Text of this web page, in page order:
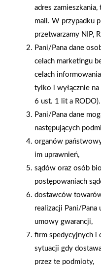
firmowa eSkarbonka na
rzecz gastroenterologii
dziecięcej
Mrówka w Wyrzysku
adres
mail. W przypadku
przetwarzamy NIP,
Pani/Pana dane
celach marketingu
celach
tylko i wyłącznie
6 ust. 1 lit a RODO).
Pani/Pana dane
następujących
organów
im uprawnień,
sądów oraz osób
postępowaniach
dostawców
realizacji Pani/Pana
umowy gwarancji,
firm spedycyjnych i
sytuacji gdy
przez te podmioty,